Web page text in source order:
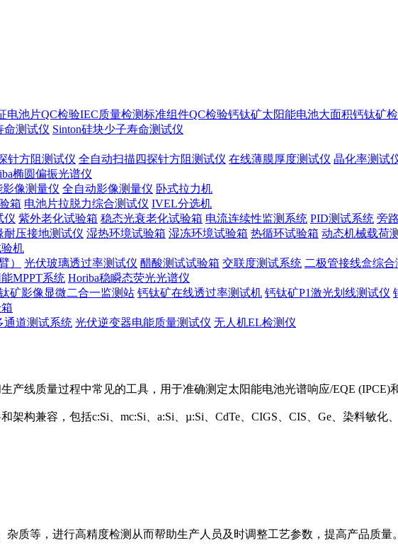
电池片QC检验IEC质量检测标准组件QC检验钙钛矿太阳能电池大面积钙钛矿
命测试仪 Sinton硅块少子寿命测试仪
针方阻测试仪 全自动扫描四探针方阻测试仪 在线薄膜厚度测试仪 晶化率测试
椭圆偏振光谱仪
影像测量仪 全自动影像测量仪 卧式拉力机
箱 电池片拉脱力综合测试仪 IVEL分选机
仪 紫外老化试验箱 稳态光衰老化试验箱 电流连续性监测系统 PID测试系统 旁
耐压接地测试仪 湿热环境试验箱 湿冻环境试验箱 热循环试验箱 动态机械载荷
机
） 光伏玻璃透过率测试仪 醋酸测试试验箱 交联度测试系统 二极管接线盒综合
MPPT系统 Horiba稳瞬态荧光光谱仪
矿影像显微二合一监测站 钙钛矿在线透过率测试机 钙钛矿P1激光划线测试仪
通道测试系统 光伏逆变器电能质量测试仪 无人机EL检测仪
产线质量过程中常见的工具，用于准确测定太阳能电池光谱响应/EQE (IPCE)
架构兼容，包括c:Si、mc:Si、a:Si、µ:Si、CdTe、CIGS、CIS、Ge、染料敏
质等，进行高精度检测从而帮助生产人员及时调整工艺参数，提高产品质量。